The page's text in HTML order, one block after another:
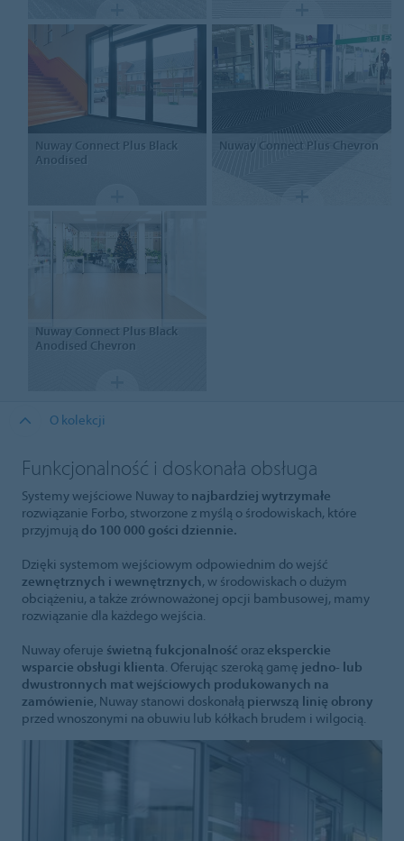
NuwayConnect Plus Black
Anodised
Nuway Connect Plus Chevron
NuwayConnect Plus Black
Anodised Chevron
O kolekcji
Funkcjonalność i doskonała obsługa
Systemy wejściowe Nuway to najbardziej wytrzymałe
rozwiązanie Forbo, stworzone z myślą o środowiskach, które
przyjmują do 100 000 gości dziennie.
Dzięki systemom wejściowym odpowiednim do wejść
zewnętrznych i wewnętrznych, w środowiskach o dużym
obciążeniu, a także zrównoważonej opcji bambusowej, mamy
rozwiązanie dla każdego wejścia.
Nuway oferuje świetną fukcjonalność oraz eksperckie
wsparcie obsługi klienta. Oferując szeroką gamę jedno- lub
dwustronnych mat wejściowych produkowanych na
zamówienie, Nuway stanowi doskonałą pierwszą linię obrony
przed wnoszonymi na obuwiu lub kółkach brudem i wilgocią.